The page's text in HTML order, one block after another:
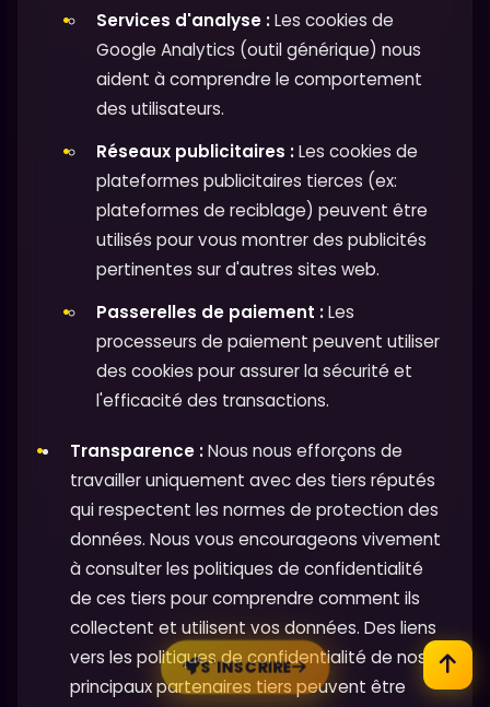
Services d'analyse :Les cookies de
Google Analytics (outil générique) nous
aident à comprendre le comportement
des utilisateurs.
Réseaux publicitaires :Les cookies de
plateformes publicitaires tierces (ex:
plateformes de reciblage) peuvent être
utilisés pour vous montrer des publicités
pertinentes sur d'autres sites web.
Passerelles de paiement :Les
processeurs de paiement peuvent utiliser
des cookies pour assurer la sécurité et
l'efficacité des transactions.
Transparence :Nous nous efforçons de
travailler uniquement avec des tiers réputés
qui respectent les normes de protection des
données. Nous vous encourageons vivement
à consulter les politiques de confidentialité
de ces tiers pour comprendre comment ils
collectent et utilisent vos données. Des liens
vers les politiques de confidentialité de nos
principaux partenaires tiers peuvent être
S'INSCRIRE